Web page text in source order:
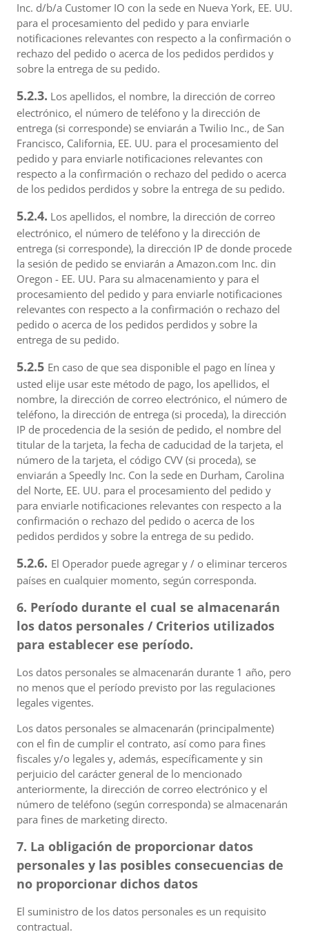
Inc. d/b/a Customer IO con la sede en Nueva York, EE. UU.
para el procesamiento del pedido y para enviarle
notificaciones relevantes con respecto a la confirmación o
rechazo del pedido o acerca de los pedidos perdidos y
sobre la entrega de su pedido.
5.2.3. Los apellidos, el nombre, la dirección de correo
electrónico, el número de teléfono y la dirección de
entrega (si corresponde) se enviarán a Twilio Inc., de San
Francisco, California, EE. UU. para el procesamiento del
pedido y para enviarle notificaciones relevantes con
respecto a la confirmación o rechazo del pedido o acerca
de los pedidos perdidos y sobre la entrega de su pedido.
5.2.4. Los apellidos, el nombre, la dirección de correo
electrónico, el número de teléfono y la dirección de
entrega (si corresponde), la dirección IP de donde procede
la sesión de pedido se enviarán a Amazon.com Inc. din
Oregon - EE. UU. Para su almacenamiento y para el
procesamiento del pedido y para enviarle notificaciones
relevantes con respecto a la confirmación o rechazo del
pedido o acerca de los pedidos perdidos y sobre la
entrega de su pedido.
5.2.5 En caso de que sea disponible el pago en línea y
usted elije usar este método de pago, los apellidos, el
nombre, la dirección de correo electrónico, el número de
teléfono, la dirección de entrega (si proceda), la dirección
IP de procedencia de la sesión de pedido, el nombre del
titular de la tarjeta, la fecha de caducidad de la tarjeta, el
número de la tarjeta, el código CVV (si proceda), se
enviarán a Speedly Inc. Con la sede en Durham, Carolina
del Norte, EE. UU. para el procesamiento del pedido y
para enviarle notificaciones relevantes con respecto a la
confirmación o rechazo del pedido o acerca de los
pedidos perdidos y sobre la entrega de su pedido.
5.2.6. El Operador puede agregar y / o eliminar terceros
países en cualquier momento, según corresponda.
6. Período durante el cual se almacenarán
los datos personales / Criterios utilizados
para establecer ese período.
Los datos personales se almacenarán durante 1 año, pero
no menos que el período previsto por las regulaciones
legales vigentes.
Los datos personales se almacenarán (principalmente)
con el fin de cumplir el contrato, así como para fines
fiscales y/o legales y, además, específicamente y sin
perjuicio del carácter general de lo mencionado
anteriormente, la dirección de correo electrónico y el
número de teléfono (según corresponda) se almacenarán
para fines de marketing directo.
7. La obligación de proporcionar datos
personales y las posibles consecuencias de
no proporcionar dichos datos
El suministro de los datos personales es un requisito
contractual.